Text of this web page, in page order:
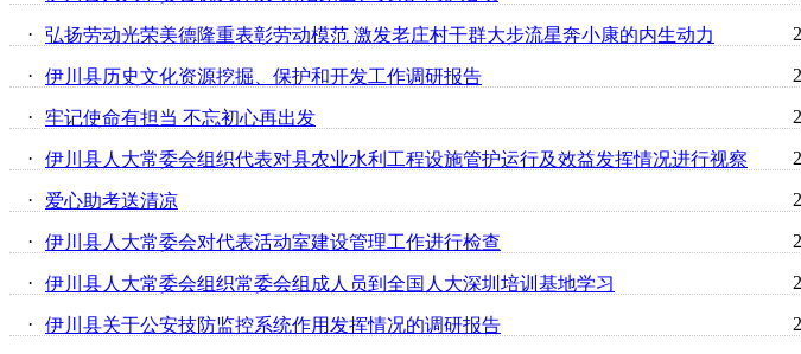
· 弘扬劳动光荣美德隆重表彰劳动模范 激发老庄村干群大步流星奔小康的内生动力
· 伊川县历史文化资源挖掘、保护和开发工作调研报告
· 牢记使命有担当 不忘初心再出发
· 伊川县人大常委会组织代表对县农业水利工程设施管护运行及效益发挥情况进行视察
· 爱心助考送清凉
· 伊川县人大常委会对代表活动室建设管理工作进行检查
· 伊川县人大常委会组织常委会组成人员到全国人大深圳培训基地学习
· 伊川县关于公安技防监控系统作用发挥情况的调研报告